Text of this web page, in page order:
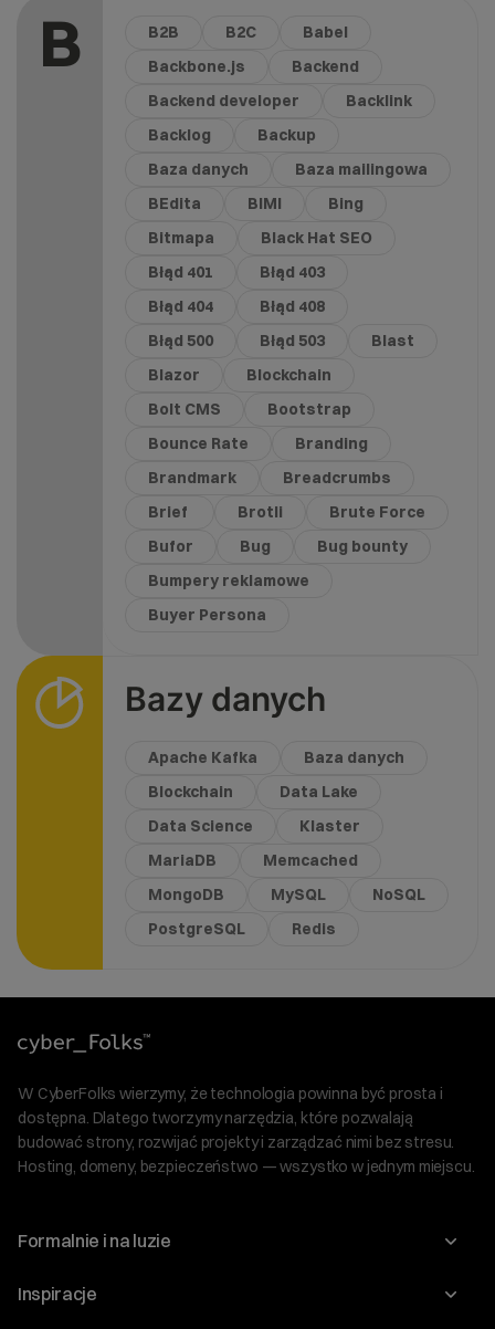
B B2B B2C
Babel
Backbone.js
Backend
Backend developer
Backlink
Backlog
Backup
Baza danych
Baza mailingowa
BEdita
BIMI
Bing
Bitmapa
Black Hat SEO
Błąd 401
Błąd 403
Błąd 404
Błąd 408
Błąd 500
Błąd 503
Blast
Blazor
Blockchain
Bolt CMS
Bootstrap
Bounce Rate
Branding
Brandmark
Breadcrumbs
Brief
Brotli
Brute Force
Bufor
Bug
Bug bounty
Bumpery reklamowe
Buyer Persona
Bazy danych
Apache Kafka
Baza danych
Blockchain
Data Lake
Data Science
Klaster
MariaDB
Memcached
MongoDB
MySQL
NoSQL
PostgreSQL
Redis
W CyberFolks wierzymy, że technologia powinna być prosta i
dostępna. Dlatego tworzymy narzędzia, które pozwalają
budować strony, rozwijać projekty i zarządzać nimi bez stresu.
Hosting, domeny, bezpieczeństwo — wszystko w jednym miejscu.
Formalnie i na luzie
O nas
Inspiracje